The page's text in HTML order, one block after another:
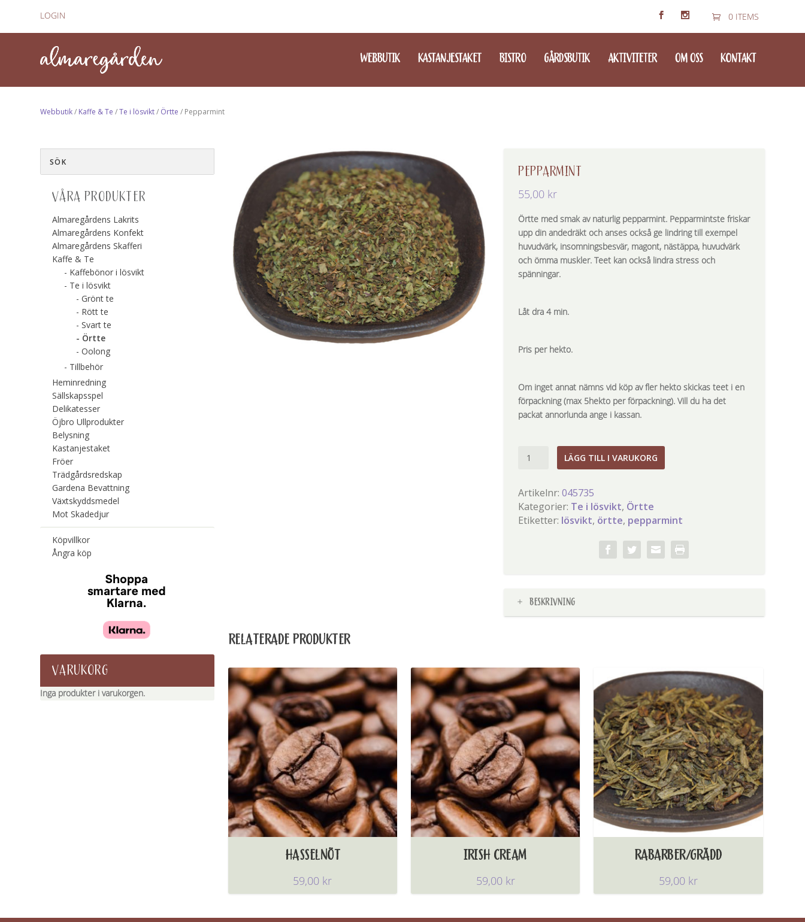
LOGIN 0 ITEMS
WEBBUTIK KASTANJESTAKET BISTRO GÅRDSBUTIK AKTIVITETER OM OSS KONTAKT
Webbutik/ Kaffe & Te /Te i lösvikt/ Örtte / Pepparmint
PEPPARMINT
55,00 kr
Örtte med smak av naturlig pepparmint. Pepparmintste friskar
upp din andedräkt och anses också ge lindring till exempel
huvudvärk, insomningsbesvär, magont, nästäppa, huvudvärk
och ömma muskler. Teet kan också lindra stress och
spänningar.
Låt dra 4 min.
Pris per hekto.
Om inget annat nämns vid köp av fler hekto skickas teet i en
förpackning (max 5hekto per förpackning). Vill du ha det
packat annorlunda ange i kassan.
Pepparmint
LÄGG TILL I VARUKORG
Artikelnr:045735
Kategorier: Te i lösvikt, Örtte
Etiketter: lösvikt, örtte, pepparmint
BESKRIVNING
RELATERADE PRODUKTER
HASSELNÖT
59,00 kr
IRISH CREAM
59,00 kr
RABARBER/GRÄDD
59,00 kr
VÅRA PRODUKTER
Almaregårdens Lakrits
Almaregårdens Konfekt
Almaregårdens Skafferi
Kaffe & Te
Kaffebönor i lösvikt
Te i lösvikt
Grönt te
Rött te
Svart te
Örtte
Oolong
Tillbehör
Heminredning
Sällskapsspel
Delikatesser
Öjbro Ullprodukter
Belysning
Kastanjestaket
Fröer
Trädgårdsredskap
Gardena Bevattning
Växtskyddsmedel
Mot Skadedjur
Köpvillkor
Ångra köp
VARUKORG
Inga produkter i varukorgen.